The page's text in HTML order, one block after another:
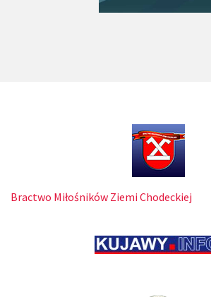
Bractwo Miłośników Ziemi Chodeckiej